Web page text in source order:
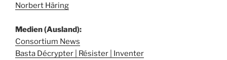
Norbert Häring
Medien (Ausland):
Consortium News
Basta Décrypter | Résister | Inventer